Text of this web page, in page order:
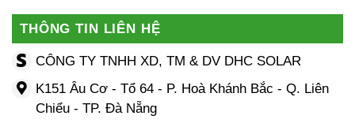
THÔNG TIN LIÊN HỆ
CÔNG TY TNHH XD, TM & DV DHC SOLAR
K151 Âu Cơ - Tổ 64 - P. Hoà Khánh Bắc - Q. Liên
Chiểu - TP. Đà Nẵng